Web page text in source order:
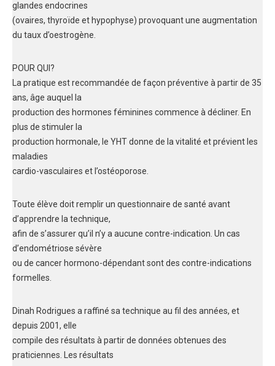
glandes endocrines
(ovaires, thyroïde et hypophyse) provoquant une augmentation
du taux d’oestrogène.
POUR QUI?
La pratique est recommandée de façon préventive à partir de 35
ans, âge auquel la
production des hormones féminines commence à décliner. En
plus de stimuler la
production hormonale, le YHT donne de la vitalité et prévient les
maladies
cardio-vasculaires et l’ostéoporose.
Toute élève doit remplir un questionnaire de santé avant
d’apprendre la technique,
afin de s’assurer qu’il n’y a aucune contre-indication. Un cas
d’endométriose sévère
ou de cancer hormono-dépendant sont des contre-indications
formelles.
Dinah Rodrigues a raffiné sa technique au fil des années, et
depuis 2001, elle
compile des résultats à partir de données obtenues des
praticiennes. Les résultats